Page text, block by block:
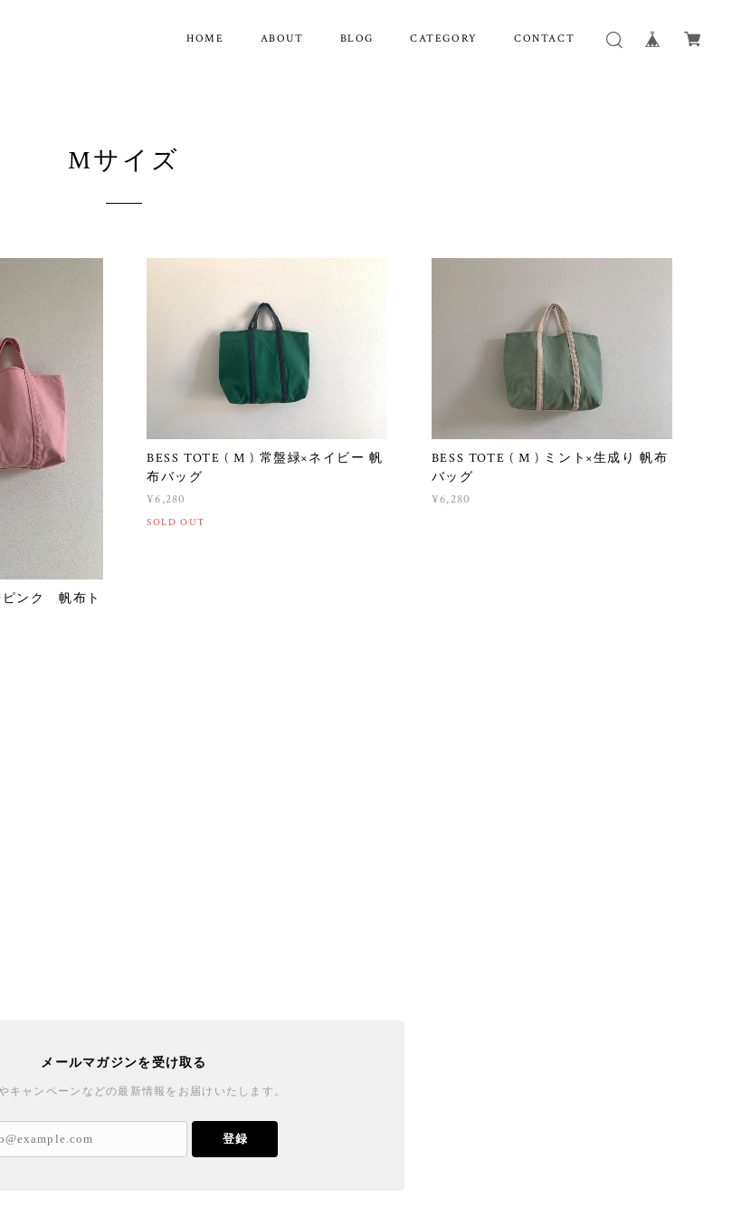
HOME ABOUT BLOG CATEGORY CONTACT
Mサイズ
ピンク 帆布ト
BESS TOTE ( M ) 常盤緑×ネイビー 帆
布バッグ
¥6,280
SOLD OUT
BESS TOTE ( M ) ミント×生成り 帆布
バッグ
¥6,280
メールマガジンを受け取る
キャンペーンなどの最新情報をお届けいたします。
登録